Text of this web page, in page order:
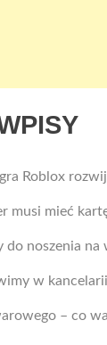
Roblox
musi mieć
do noszenia
w
– co